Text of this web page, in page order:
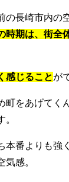
の長崎市内の
時期は、街全
感じることが
町をあげてく
本番よりも強
気感。